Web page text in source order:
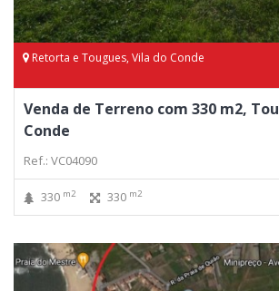
Retorta e Tougues, Vila do Conde
Venda de Terreno com 330 m2,
Conde
Ref.: VC04090
330 m2 330 m2